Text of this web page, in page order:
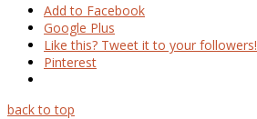
Add to Facebook
Google Plus
Like this? Tweet it to your followers!
Pinterest
back to top